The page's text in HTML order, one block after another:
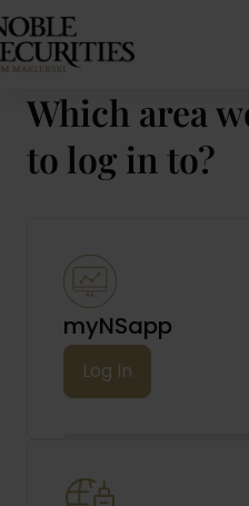
Which area
to log in to?
myNSapp
Log In